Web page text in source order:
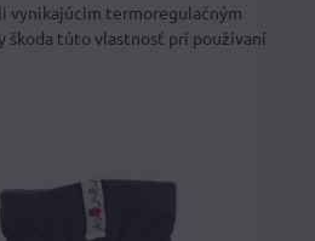
vynikajúcim termoregulačným
škoda túto vlastnosť pri používaní